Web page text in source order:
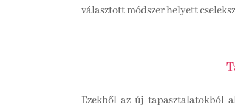
választott módszer helyett
Ezekből az új tapasztalatokból